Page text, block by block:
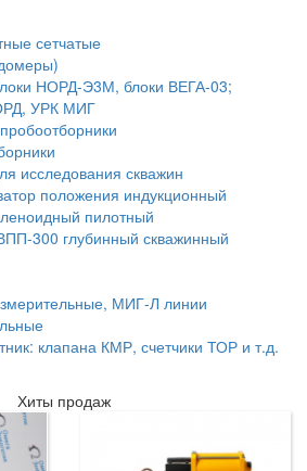
сетчатые
НОРД-Э3М, блоки ВЕГА-03;
УРК МИГ
исследования скважин
положения индукционный
пилотный
300 глубинный скважинный
МИГ-Л линии
клапана КМР, счетчики ТОР и т.д.
Хиты продаж